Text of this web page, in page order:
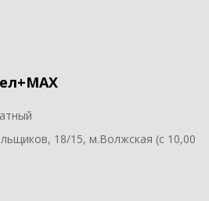
18/15, м.Волжская (с 10,00